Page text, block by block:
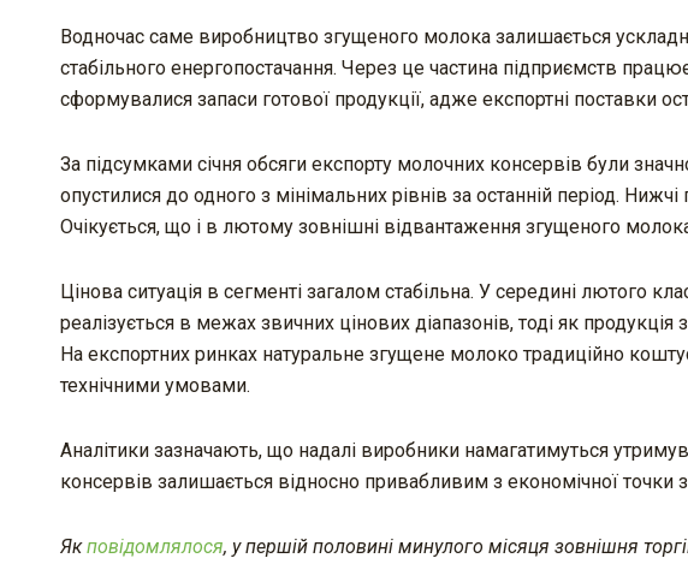
Водночас саме виробництво згущеного молока залишається
стабільного енергопостачання. Через це частина підприємств
сформувалися запаси готової продукції, адже експортні поставки
За підсумками січня обсяги експорту молочних консервів були
опустилися до одного з мінімальних рівнів за останній період.
Очікується, що і в лютому зовнішні відвантаження згущеного
Цінова ситуація в сегменті загалом стабільна. У середині лютого
реалізується в межах звичних цінових діапазонів, тоді як
На експортних ринках натуральне згущене молоко традиційно
технічними умовами.
Аналітики зазначають, що надалі виробники намагатимуться
консервів залишається відносно привабливим з економічної точки
Якповідомлялося, у першій половині минулого місяця зовнішня